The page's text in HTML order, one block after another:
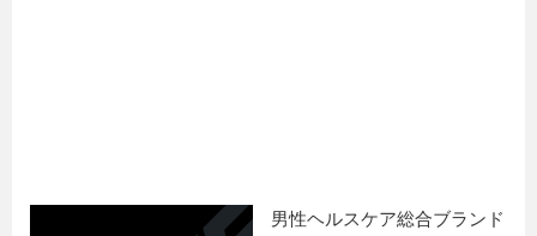
男性ヘルスケア総合ブランド